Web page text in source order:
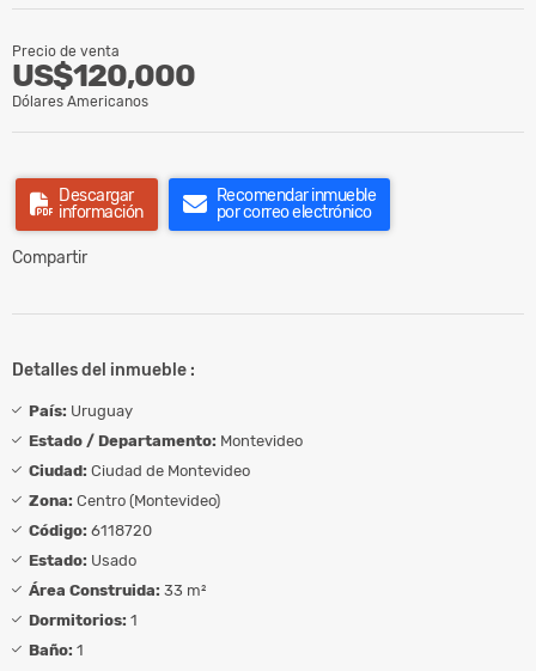
Precio de venta
US$120,000
Dólares Americanos
Descargar
información
Recomendar inmueble
por correo electrónico
Compartir
Detalles del inmueble :
País: Uruguay
Estado / Departamento: Montevideo
Ciudad: Ciudad de Montevideo
Zona: Centro (Montevideo)
Código: 6118720
Estado: Usado
Área Construida: 33 m²
Dormitorios: 1
Baño: 1